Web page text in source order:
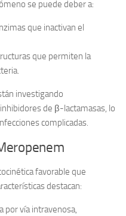
se puede deber a:
que inactivan el
que permiten la
investigando
de β-lactamasas, lo
complicadas.
favorable que
destacan:
por vía intravenosa,